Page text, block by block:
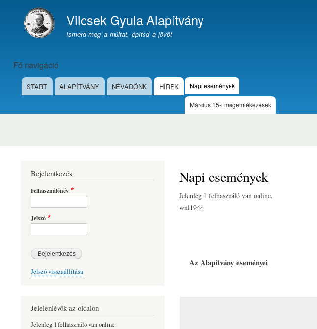
Webhely márkázásaVilcsek Gyula Alapítvány
Ismerd meg a múltat, építsd a jövőt
Fő navigáció
START ALAPÍTVÁNY NÉVADÓNK HÍREK Napi események
Március 15-i megemlékezések
Napi események
Jelenleg 1 felhasználó van online.
wnl1944
Az Alapítvány eseményei
Bejelentkezés
Felhasználónév
Jelszó
Jelszó visszaállítása
Jelelenlévők az oldalon
Jelenleg 1 felhasználó van online.